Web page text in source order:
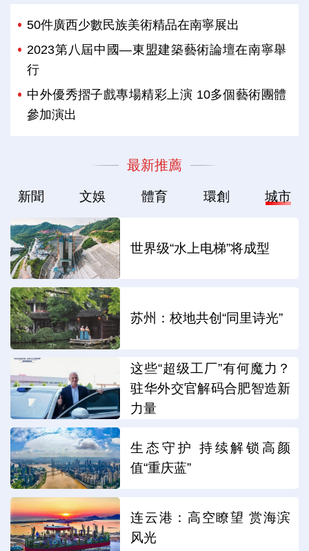
50件廣西少數民族美術精品在南寧展出
2023第八屆中國—東盟建築藝術論壇在南寧舉
行
中外優秀摺子戲專場精彩上演 10多個藝術團體
參加演出
最新推薦
新聞 文娛 體育 環創 城市
世界级“水上电梯”将成型
苏州：校地共创“同里诗光”
这些“超级工厂”有何魔力？
驻华外交官解码合肥智造新
力量
生态守护 持续解锁高颜
值“重庆蓝”
连云港：高空瞭望 赏海滨
风光